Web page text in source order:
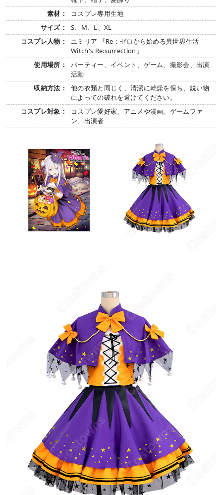
素材：
コスプレ専用生地
サイズ：
S、M、L、XL
コスプレ人物：
エミリア 『Re：ゼロから始める異世界生活
Witch's Re:surrection』
使用場所：
パーティー、イベント、ゲーム、撮影会、出演
活動
収納方法：
他の衣類と同じく、清潔に乾燥を保ち、鋭い物
によっての破れを避けてください。
コスプレ対象：
コスプレ愛好家、アニメや漫画、ゲームファ
ン、出演者